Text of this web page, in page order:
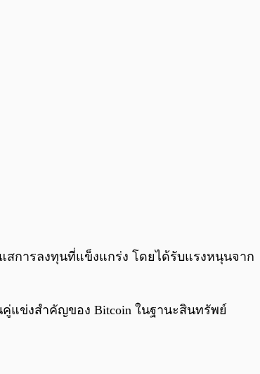
สการลงทุนที่แข็งแกร่ง โดยได้รับแรงหนุนจาก
คู่แข่งสำคัญของ Bitcoin ในฐานะสินทรัพย์